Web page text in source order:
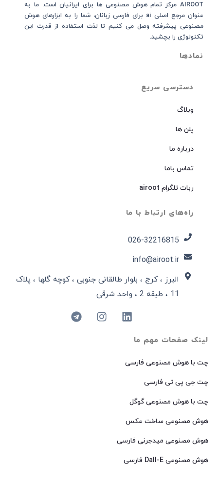
لینک صفحات مهم ما
چت با هوش مصنوعی فارسی
چت جی پی تی فارسی
چت با هوش مصنوعی گوگل
هوش مصنوعی ساخت عکس
هوش مصنوعی میدجرنی فارسی
هوش مصنوعی Dall-E فارسی
دسترسی سریع
وبلاگ
پلن ها
درباره ما
تماس باما
ربات تلگرام airoot
راه‌های ارتباط با ما
026-32216815​
info@airoot.ir
البرز ، کرج ، بلوار طالقانی جنوبی ، کوچه گلها ، پلاک
11 ، طبقه 2 ، واحد شرقی
AIROOT مرکز تمام هوش مصنوعی‌‌‌ ها برای ایرانیان است. ما به
عنوان مرجع اصلی ai برای فارسی زبانان، شما را به ابزارهای هوش
مصنوعی پیشرفته وصل می کنیم تا لذت استفاده از قدرت این
تکنولوژی را بچشید.
نمادها